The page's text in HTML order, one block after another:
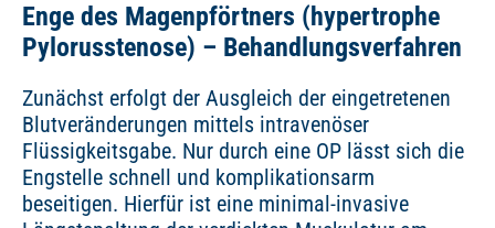
Enge des Magenpförtners (hypertrophe
Pylorusstenose) – Behandlungsverfahren
Zunächst erfolgt der Ausgleich der eingetretenen
Blutveränderungen mittels intravenöser
Flüssigkeitsgabe. Nur durch eine OP lässt sich die
Engstelle schnell und komplikationsarm
beseitigen. Hierfür ist eine minimal-invasive